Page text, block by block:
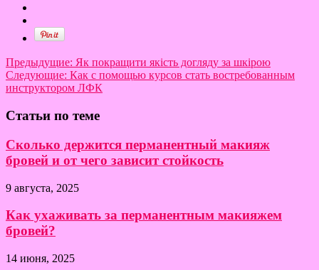
Предыдущие: Як покращити якість догляду за шкірою
Следующие: Как с помощью курсов стать востребованным
инструктором ЛФК
Статьи по теме
Сколько держится перманентный макияж
бровей и от чего зависит стойкость
9 августа, 2025
Как ухаживать за перманентным макияжем
бровей?
14 июня, 2025